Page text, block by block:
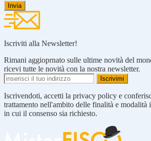
Iscriviti alla Newsletter!
Rimani aggioprnato sulle ultime novità del
ricevi tutte le novità con la nostra newsletter.
Iscrivendoti, accetti la privacy policy e
trattamento nell'ambito delle finalità e
in cui il consenso sia richiesto.